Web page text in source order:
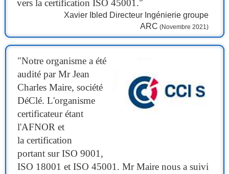
vers la certification ISO 45001."
Xavier Ibled Directeur Ingénierie groupe
ARC (Novembre 2021)
"Notre organisme a été
audité par Mr Jean
Charles Maire, société
DéClé. L'organisme
certificateur étant
l'AFNOR et
la certification
portant sur ISO 9001,
ISO 18001 et ISO 45001. Mr Maire nous a suivi